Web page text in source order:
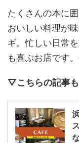
たくさんの本に
おいしい料理が
ギ。忙しい日常
も喜ぶお店です
▽こちらの記事